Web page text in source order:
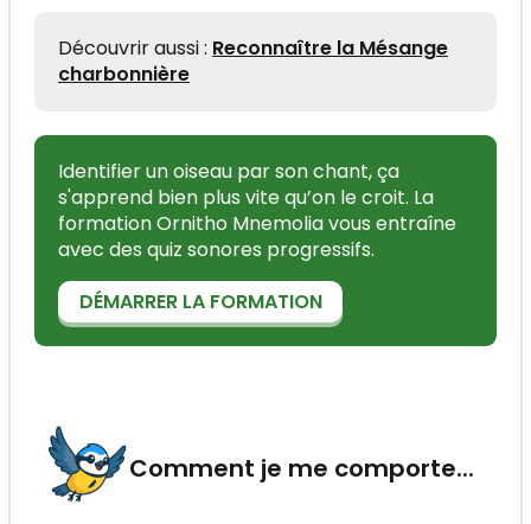
Découvrir aussi : Reconnaître la Mésange
charbonnière
Identifier un oiseau par son chant, ça
s'apprend bien plus vite qu’on le croit. La
formation Ornitho Mnemolia vous entraîne
avec des quiz sonores progressifs.
DÉMARRER LA FORMATION
Comment je me comporte...